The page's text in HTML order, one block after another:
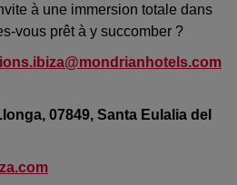
à une immersion totale dans
vous prêt à y succomber ?
07849, Santa Eulalia del